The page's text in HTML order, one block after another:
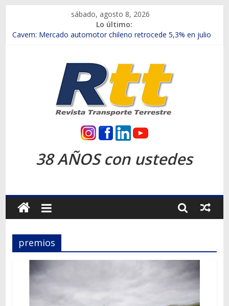
contenido
sábado, agosto 8, 2026
Lo último:
Chile es el primer mercado internacional en lanzar la nueva
Salfa suma vehículos electrificados de Chevrolet en el Biobío
Samex amplía su red con nuevas sucursales en Rancagua y
SINOTRUK Pick-ups presentó la recién estrenada Bolden en
la Expo Compras Públicas 2026
Revista
Transporte
Terrestre
Autos,
camiones,
motos,
información
mundo
38 AÑOS con ustedes
premios